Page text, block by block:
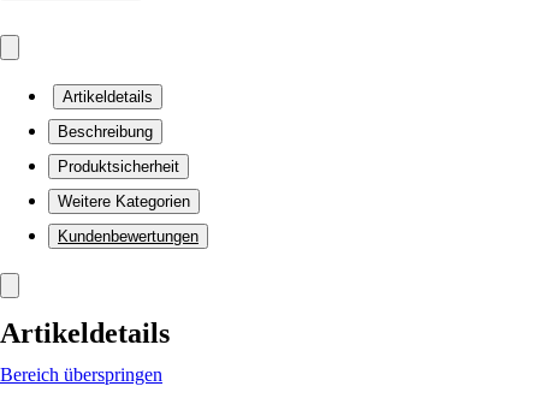
Artikeldetails
Beschreibung
Produktsicherheit
Weitere Kategorien
Kundenbewertungen
Artikeldetails
Bereich überspringen